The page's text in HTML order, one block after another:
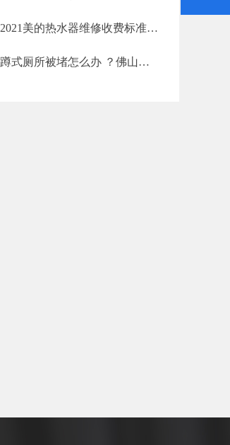
2021美的热水器维修收费标准—
蹲式厕所被堵怎么办 ？佛山大